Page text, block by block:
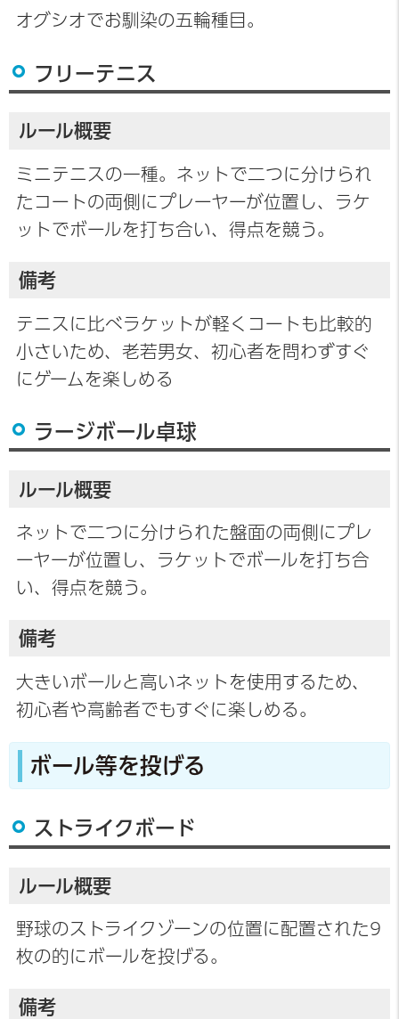
オグシオでお馴染の五輪種目。
フリーテニス
ルール概要
ミニテニスの一種。ネットで二つに分けられ
たコートの両側にプレーヤーが位置し、ラケ
ットでボールを打ち合い、得点を競う。
備考
テニスに比べラケットが軽くコートも比較的
小さいため、老若男女、初心者を問わずすぐ
にゲームを楽しめる
ラージボール卓球
ルール概要
ネットで二つに分けられた盤面の両側にプレ
ーヤーが位置し、ラケットでボールを打ち合
い、得点を競う。
備考
大きいボールと高いネットを使用するため、
初心者や高齢者でもすぐに楽しめる。
ボール等を投げる
ストライクボード
ルール概要
野球のストライクゾーンの位置に配置された9
枚の的にボールを投げる。
備考